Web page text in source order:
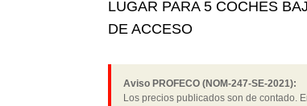
LUGAR PARA 5 COCHES
DE ACCESO
Aviso PROFECO (NOM-247-SE-2021):
Los precios publicados son de contado.